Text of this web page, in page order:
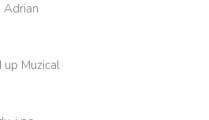
Adrian
Muzical